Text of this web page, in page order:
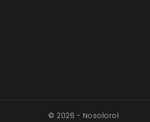
© 2026 - Nosolorol